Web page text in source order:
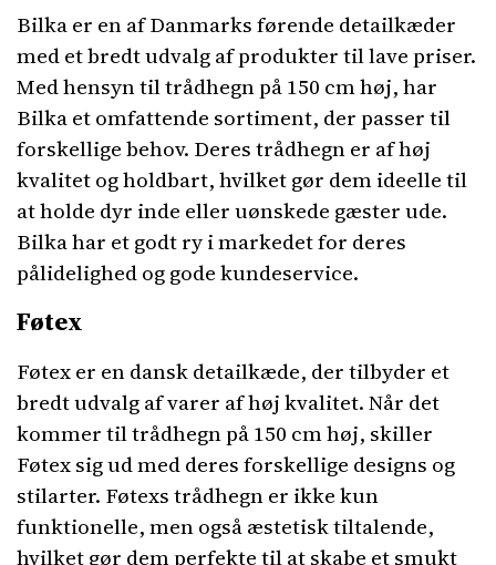
Bilka er en af Danmarks førende detailkæder
med et bredt udvalg af produkter til lave priser.
Med hensyn til trådhegn på 150 cm høj, har
Bilka et omfattende sortiment, der passer til
forskellige behov. Deres trådhegn er af høj
kvalitet og holdbart, hvilket gør dem ideelle til
at holde dyr inde eller uønskede gæster ude.
Bilka har et godt ry i markedet for deres
pålidelighed og gode kundeservice.
Føtex
Føtex er en dansk detailkæde, der tilbyder et
bredt udvalg af varer af høj kvalitet. Når det
kommer til trådhegn på 150 cm høj, skiller
Føtex sig ud med deres forskellige designs og
stilarter. Føtexs trådhegn er ikke kun
funktionelle, men også æstetisk tiltalende,
hvilket gør dem perfekte til at skabe et smukt